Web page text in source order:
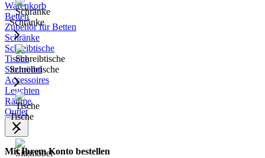
Warenkorb
Schränke
Schreibtische
Tische
Betten
Zubehör für Betten
Schränke
Schreibtische
Tische
Sitzmöbel
Accessoires
Leuchten
Räume
Outlet
Mit Ihrem Konto bestellen